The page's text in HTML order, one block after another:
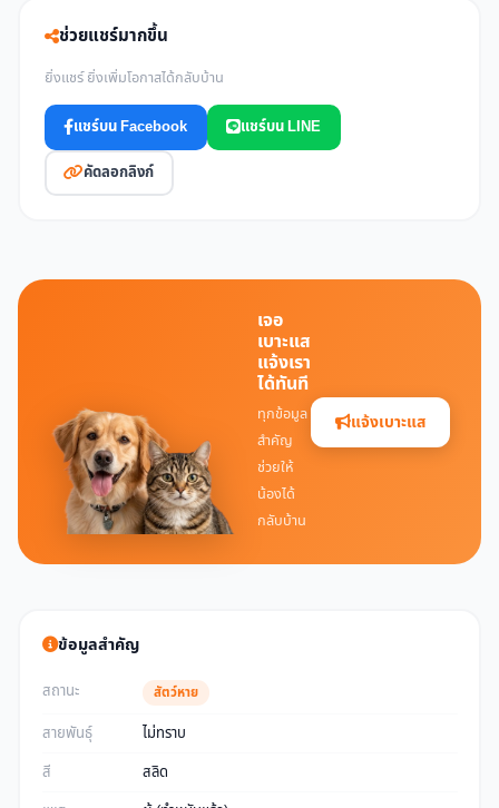
ช่วยแชร์มากขึ้น
ยิ่งแชร์ ยิ่งเพิ่มโอกาสได้กลับบ้าน
แชร์บน Facebook แชร์บน LINE
คัดลอกลิงก์
เจอ
เบาะแส
แจ้งเรา
ได้ทันที
ทุกข้อมูล
สำคัญ
ช่วยให้
น้องได้
กลับบ้าน
แจ้งเบาะแส
ข้อมูลสำคัญ
สถานะ สัตว์หาย
สายพันธุ์
ไม่ทราบ
สี
สลิด